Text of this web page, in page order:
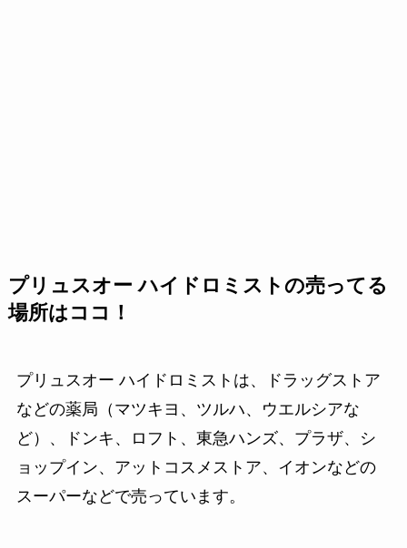
プリュスオー ハイドロミストの売ってる
場所はココ！
プリュスオー ハイドロミストは、ドラッグストア
などの薬局（マツキヨ、ツルハ、ウエルシアな
ど）、ドンキ、ロフト、東急ハンズ、プラザ、シ
ョップイン、アットコスメストア、イオンなどの
スーパーなどで売っています。